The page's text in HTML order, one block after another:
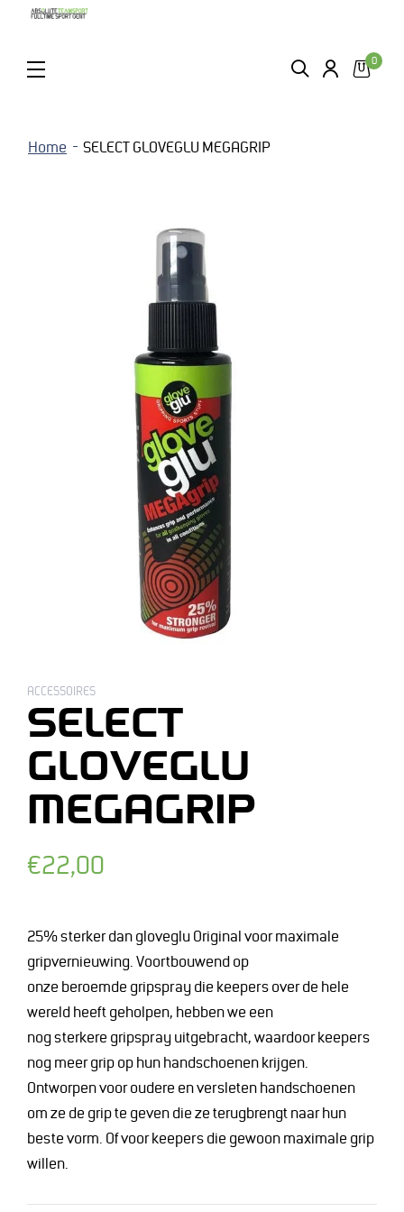
ZOEKEN LOGIN
0
Home SELECT GLOVEGLU MEGAGRIP
ACCESSOIRES
SELECT
GLOVEGLU
MEGAGRIP
Normale
€22,00
25% sterker dan gloveglu Original voor maximale
gripvernieuwing. Voortbouwend op
onze beroemde gripspray die keepers over de hele
wereld heeft geholpen, hebben we een
nog sterkere gripspray uitgebracht, waardoor keepers
nog meer grip op hun handschoenen krijgen.
Ontworpen voor oudere en versleten handschoenen
om ze de grip te geven die ze terugbrengt naar hun
beste vorm. Of voor keepers die gewoon maximale grip
willen.